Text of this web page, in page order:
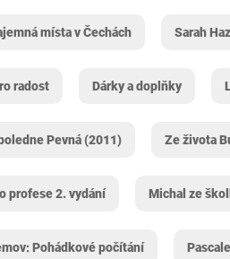
místa v Čechách Sarah
radost Dárky a doplňky
Pevná (2011) Ze života
profese 2. vydání Michal ze
Pohádkové počítání